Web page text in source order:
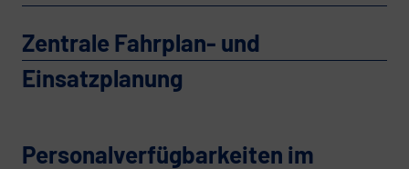
Zentrale Fahrplan- und
Einsatzplanung
Personalverfügbarkeiten im